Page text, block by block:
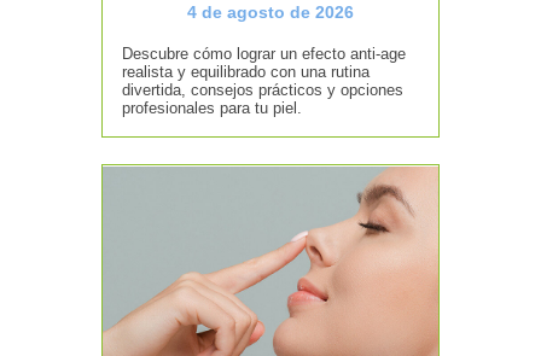
4 de agosto de 2026
Descubre cómo lograr un efecto anti-age
realista y equilibrado con una rutina
divertida, consejos prácticos y opciones
profesionales para tu piel.